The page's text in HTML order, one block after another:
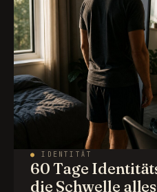
● IDENTITÄT
60 Tage
die Schwelle